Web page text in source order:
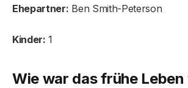
Ehepartner: Ben Smith-Peterson
Kinder: 1
Wie war das frühe Leben